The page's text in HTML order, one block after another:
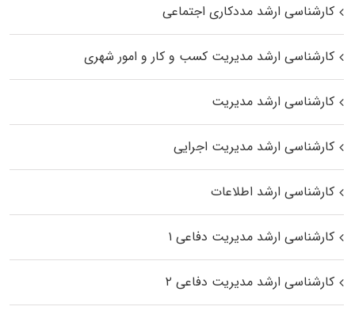
کارشناسی ارشد مددکاری اجتماعی
کارشناسی ارشد مدیریت کسب و کار و امور شهری
کارشناسی ارشد مدیریت
کارشناسی ارشد مدیریت اجرایی
کارشناسی ارشد اطلاعات
کارشناسی ارشد مدیریت دفاعی ۱
کارشناسی ارشد مدیریت دفاعی ۲